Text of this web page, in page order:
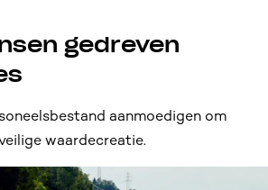
gedreven
aanmoedigen om
waardecreatie.